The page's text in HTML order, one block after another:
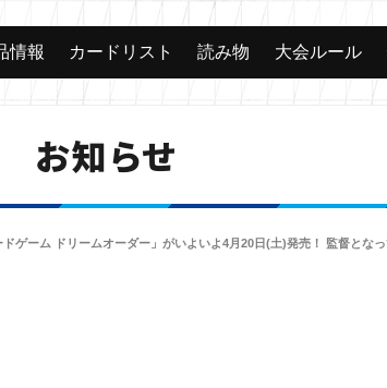
情報 カードリスト 読み物 大会ルール
お知らせ
ゲーム ドリームオーダー」がいよいよ4月20日(土)発売！ 監督とな